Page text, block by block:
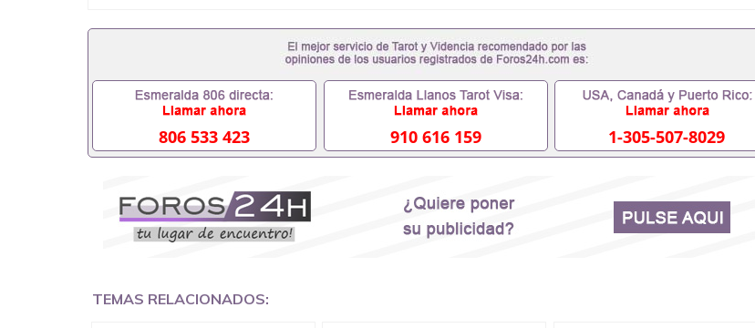
假的毕业证成绩单可以办学历认证吗551190476要定居国外需要办理什么材料551190476入职事业单位/国
企假的毕业证会查吗551190476入职国企/事业单位需要些什么材料551190476办理假毕业证在国内能用吗,
挂科拿不到毕业证怎么办, 毕业证丢了怎么办, 没有正常毕业怎么办理毕业证,没毕业可以办学历认证吗,您是
否因为中途辍学、挂科而没有正常毕业551190476您是否因为递交材料不齐而被拒之门外551190476您是否
因没正常毕业而导致回国得不到教育部认证在校挂科了不想读了,成绩不理想毕不了业怎么办551190476找
工作没有文凭怎么办,怎么办理本科/研究生文凭551190476如何办理本科/硕士毕业证551190476网上买文凭
可靠吗551190476哪里可以买国外文凭551190476国外本科毕业证怎么办理551190476国外大学文凭可以打
工作吗551190476怎么办理 外假毕业证551190476哪里可以制作美国毕业证551190476哪里可以办理澳洲毕
551190476假毕业证能查出来吗551190476假文凭网上能查到吗551190476 如何拿到国外毕业证QQ微信
551190476办假大学毕业证QQ微信551190476国外毕业证去哪认证QQ微信551190476找毕业证封皮QQ微信
551190476国外毕业证外壳定制QQ微信551190476快速代办国外毕业证QQ微信551190476快速拿到国外文
硕士文凭办理QQ微信551190476 网上买文凭可靠吗QQ微信551190476买国外文凭质量QQ微信551190476国
806 533 423 910 616 159 1-305-507-8029
TEMAS RELACIONADOS: